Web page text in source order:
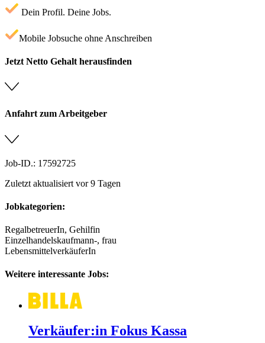
Dein Profil. Deine Jobs.
Mobile Jobsuche ohne Anschreiben
Jetzt Netto Gehalt herausfinden
Anfahrt zum Arbeitgeber
Job-ID.: 17592725
Zuletzt aktualisiert vor 9 Tagen
Jobkategorien:
RegalbetreuerIn, Gehilfin
Einzelhandelskaufmann-, frau
LebensmittelverkäuferIn
Weitere interessante Jobs:
Verkäufer:in Fokus Kassa